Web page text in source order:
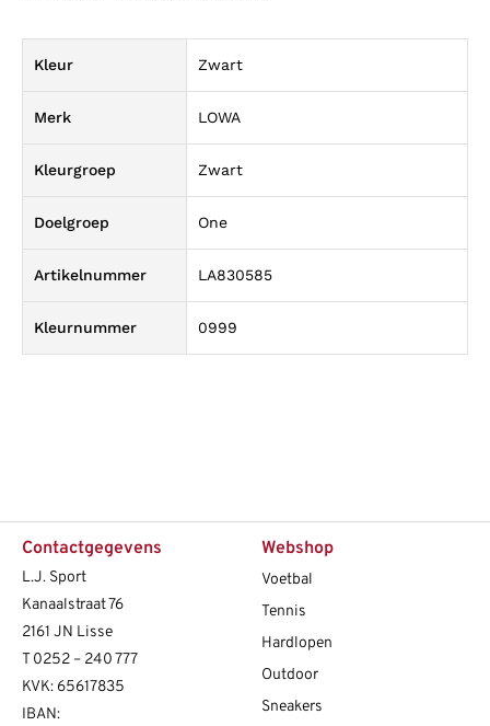
Kleur Zwart
Merk LOWA
Kleurgroep Zwart
Doelgroep One
Artikelnummer LA830585
Kleurnummer 0999
Contactgegevens
L.J. Sport
Kanaalstraat 76
2161 JN Lisse
T0252 – 240 777
KVK: 65617835
IBAN:
Webshop
Voetbal
Tennis
Hardlopen
Outdoor
Sneakers